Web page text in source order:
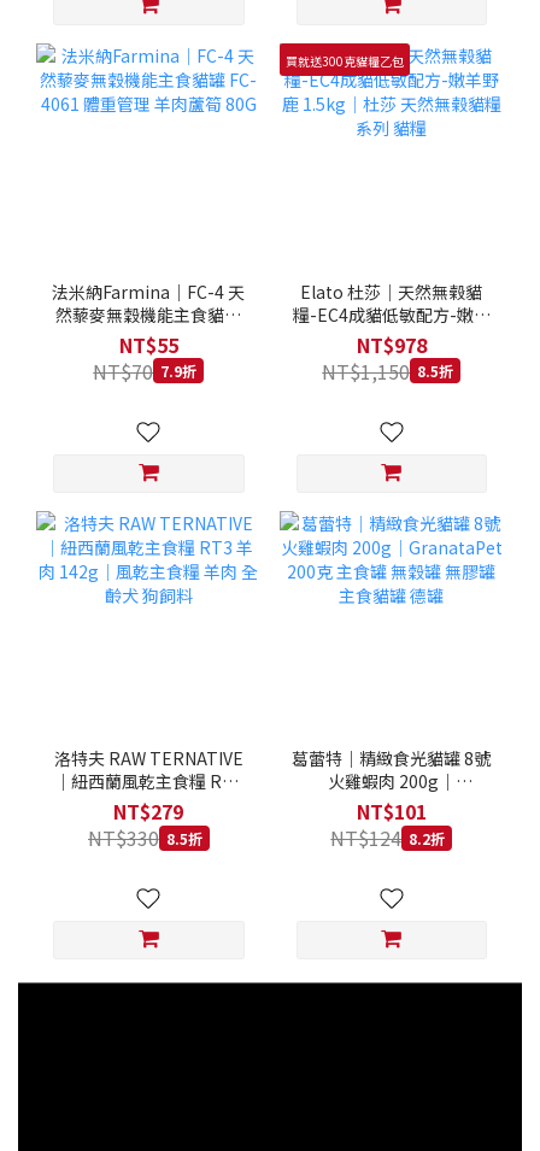
法米納Farmina｜FC-4 天
然藜麥無穀機能主食貓罐
FC-4061 體重管理 羊肉蘆
筍 80G
NT$55
NT$70 7.9折
買就送300克貓糧乙包
Elato 杜莎｜天然無榖貓
糧-EC4成貓低敏配方-嫩羊
野鹿 1.5kg｜杜莎 天然無
榖貓糧系列 貓糧
NT$978
NT$1,150 8.5折
洛特夫 RAW TERNATIVE
｜紐西蘭風乾主食糧 RT3
羊肉 142g｜風乾主食糧 羊
肉 全齡犬 狗飼料
NT$279
NT$330 8.5折
葛蕾特｜精緻食光貓罐 8號
火雞蝦肉 200g｜
GranataPet 200克 主食罐
無穀罐 無膠罐 主食貓罐 德
罐
NT$101
NT$124 8.2折